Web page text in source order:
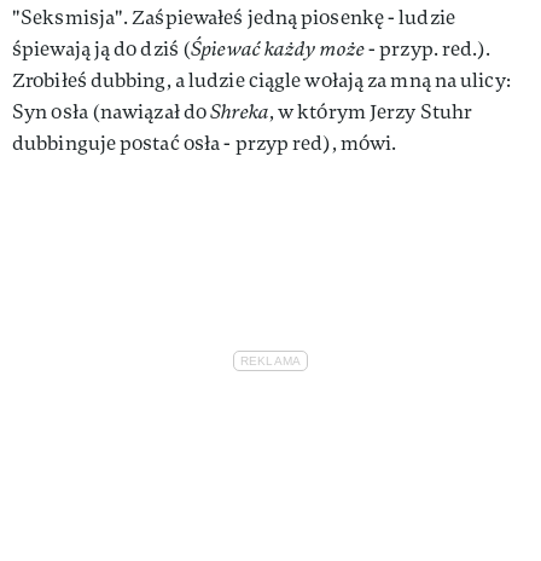
"Seksmisja". Zaśpiewałeś jedną piosenkę - ludzie
śpiewają ją do dziś (Śpiewać każdy może- przyp. red.).
Zrobiłeś dubbing, a ludzie ciągle wołają za mną na ulicy:
Syn osła (nawiązał doShreka, w którym Jerzy Stuhr
dubbinguje postać osła - przyp red), mówi.